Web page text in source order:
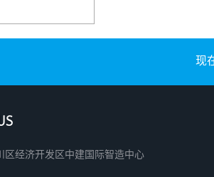
现
区经济开发区中建国际智造中心